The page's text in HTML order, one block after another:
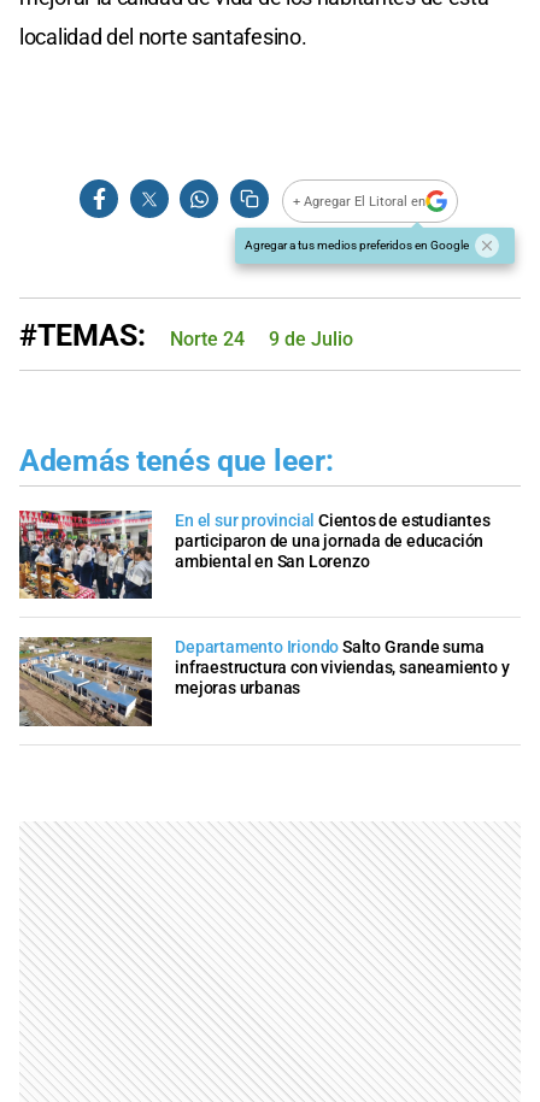
localidad del norte santafesino.
+ Agregar El Litoral en
Agregar a tus medios preferidos en Google
#TEMAS: Norte 24 9 de Julio
Además tenés que leer:
En el sur provincial Cientos de estudiantes
participaron de una jornada de educación
ambiental en San Lorenzo
Departamento IriondoSalto Grande suma
infraestructura con viviendas, saneamiento y
mejoras urbanas